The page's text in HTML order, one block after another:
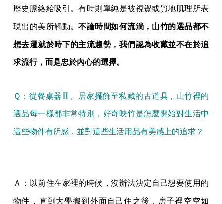
歷史脈絡給吸引。有時則單純是被視覺或質地肌理所表
現出的美所觸動。不論時間如何流淌，山竹的選品都不
想去遷就於時下的主流趨勢，我們認為收藏並不在於追
求流行，而是忠於內心的選擇。
Ｑ：從餐桌器皿、居家擺飾至私藏的古道具，山竹裡的
選品每一樣都非常特別，好奇映竹是怎麼開始對生活中
這些物件有所感，並對這些生活用品有美感上的追求？
Ａ：以前住在家裡的時候，沒辦法決定自己想要使用的
物件，直到大學搬到外面自己住之後，房子裡空空如